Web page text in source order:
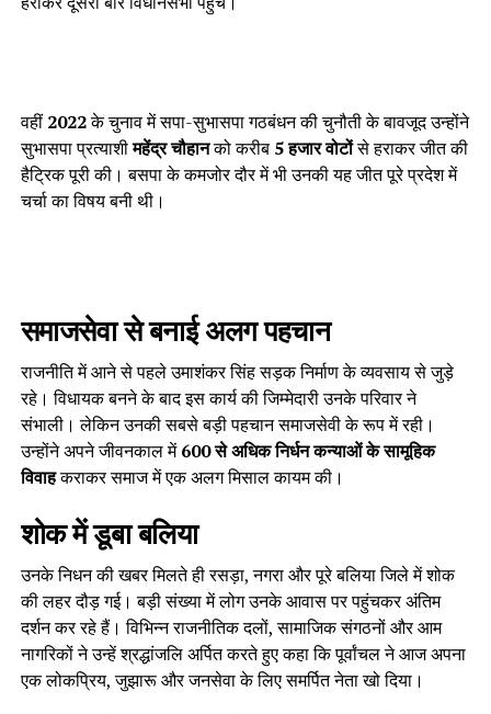
वहीं2022के चुनाव में सपा-सुभासपा गठबंधन की चुनौती के बावजूद उन्होंने
सुभासपा प्रत्याशीमहेंद्र चौहानको करीब 5 हजार वोटोंसे हराकर जीत की
हैट्रिक पूरी की। बसपा के कमजोर दौर में भी उनकी यह जीत पूरे प्रदेश में
चर्चा का विषय बनी थी।
समाजसेवा से बनाई अलग पहचान
राजनीति में आने से पहले उमाशंकर सिंह सड़क निर्माण के व्यवसाय से जुड़े
रहे। विधायक बनने के बाद इस कार्य की जिम्मेदारी उनके परिवार ने
संभाली। लेकिन उनकी सबसे बड़ी पहचान समाजसेवी के रूप में रही।
उन्होंने अपने जीवनकाल में600 से अधिक निर्धन कन्याओं के सामूहिक
विवाहकराकर समाज में एक अलग मिसाल कायम की।
शोक में डूबा बलिया
उनके निधन की खबर मिलते ही रसड़ा, नगरा और पूरे बलिया जिले में शोक
की लहर दौड़ गई। बड़ी संख्या में लोग उनके आवास पर पहुंचकर अंतिम
दर्शन कर रहे हैं। विभिन्न राजनीतिक दलों, सामाजिक संगठनों और आम
नागरिकों ने उन्हें श्रद्धांजलि अर्पित करते हुए कहा कि पूर्वांचल ने आज अपना
एक लोकप्रिय, जुझारू और जनसेवा के लिए समर्पित नेता खो दिया।